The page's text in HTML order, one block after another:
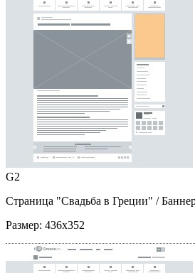
G2
Страница "Свадьба в Греции" /
Размер: 436x352